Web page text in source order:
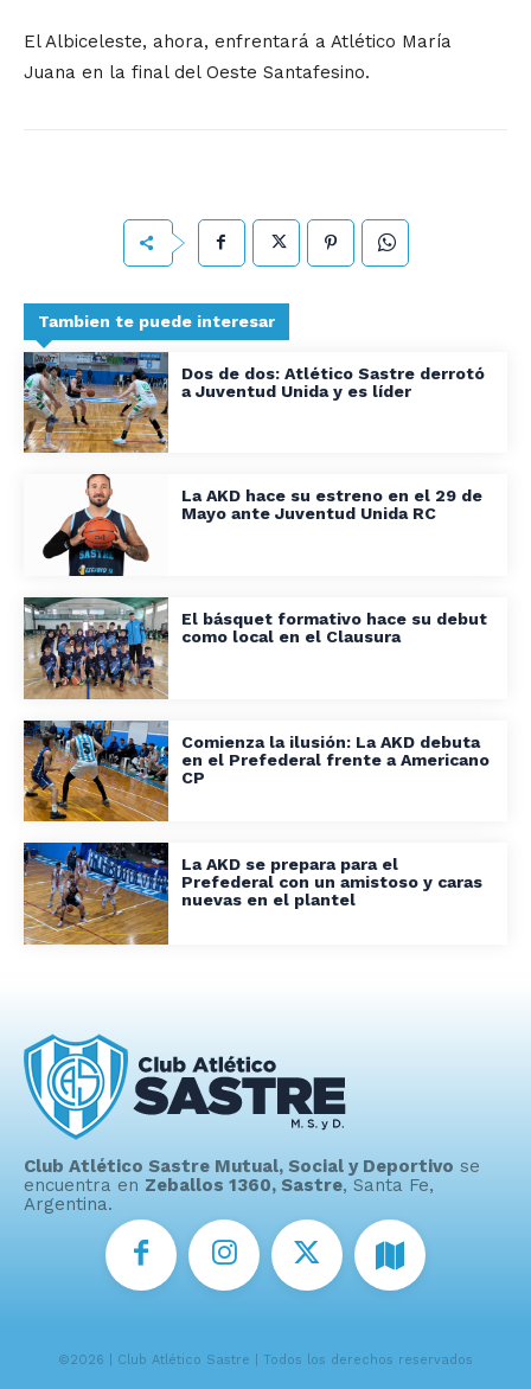
El Albiceleste, ahora, enfrentará a Atlético María
Juana en la final del Oeste Santafesino.
Tambien te puede interesar
Dos de dos: Atlético Sastre derrotó
a Juventud Unida y es líder
La AKD hace su estreno en el 29 de
Mayo ante Juventud Unida RC
El básquet formativo hace su debut
como local en el Clausura
Comienza la ilusión: La AKD debuta
en el Prefederal frente a Americano
CP
La AKD se prepara para el
Prefederal con un amistoso y caras
nuevas en el plantel
Club Atlético Sastre Mutual, Social y Deportivo se
encuentra en Zeballos 1360, Sastre, Santa Fe,
Argentina.
©2026 | Club Atlético Sastre | Todos los derechos reservados